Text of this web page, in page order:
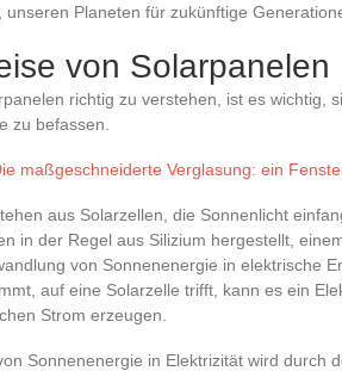
Planeten für zukünftige
von Solarpanelen
richtig zu verstehen, ist es wichtig,
zu befassen.
maßgeschneiderte Verglasung: ein
aus Solarzellen, die Sonnenlicht
in der Regel aus Silizium hergestellt,
von Sonnenenergie in elektrische
auf eine Solarzelle trifft, kann es ein
Strom erzeugen.
Sonnenenergie in Elektrizität wird durch